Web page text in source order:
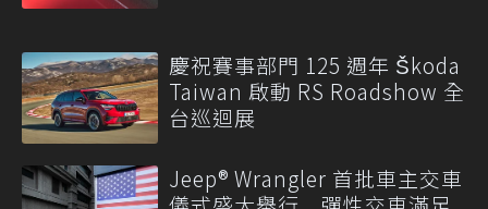
慶祝賽事部門 125 週年 Škoda
Taiwan 啟動 RS Roadshow 全
台巡迴展
Jeep® Wrangler 首批車主交車